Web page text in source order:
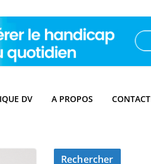
DV A PROPOS CONTACT
Rechercher